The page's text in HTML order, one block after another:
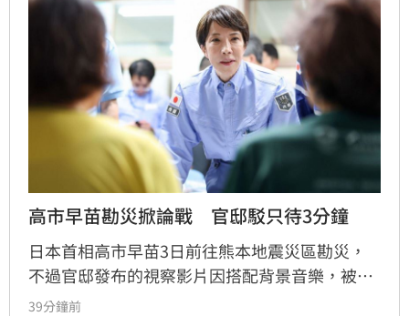
高市早苗勘災掀論戰　官邸駁只待3分鐘
日本首相高市早苗3日前往熊本地震災區勘災，
不過官邸發布的視察影片因搭配背景音樂，被不
少網友批評像是「宣傳片」。與此同時，網路也
39分鐘前